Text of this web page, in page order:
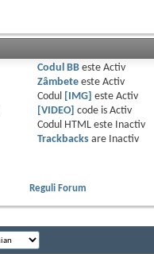
Codul BBeste Activ
Zâmbeteeste Activ
Codul
[IMG] este Activ
[VIDEO]
code is Activ
Codul HTML este
Inactiv
Trackbacksare
Inactiv
Reguli Forum